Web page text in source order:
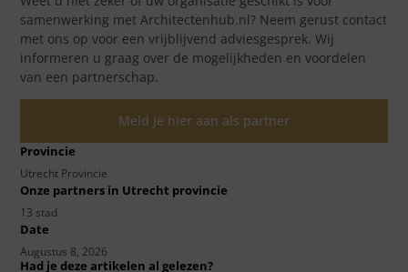
samenwerking met Architectenhub.nl? Neem gerust contact
met ons op voor een vrijblijvend adviesgesprek. Wij
informeren u graag over de mogelijkheden en voordelen
van een partnerschap.
Meld je hier aan als partner
Provincie
Utrecht Provincie
Onze partners in Utrecht provincie
13 stad
Date
Augustus 8, 2026
Had je deze artikelen al gelezen?